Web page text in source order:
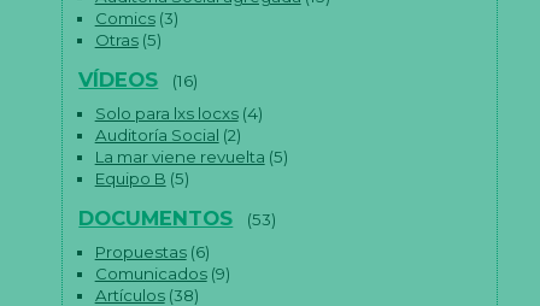
Comics(3)
Otras(5)
VÍDEOS
(16)
Solo para lxs locxs(4)
Auditoría Social (2)
La mar viene revuelta (5)
Equipo B (5)
DOCUMENTOS
(53)
Propuestas(6)
Comunicados(9)
Artículos(38)